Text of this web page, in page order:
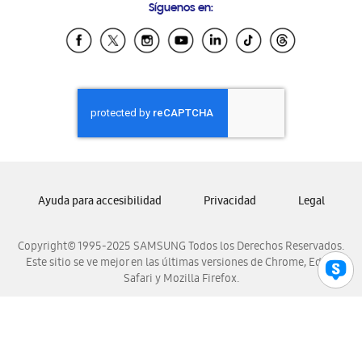
Samsung Ecuador
Samsung El Salvador
Samsung Honduras
Samsung Nicaragua
Samsung Panamá
Samsung Venezuela
Síguenos en:
Copyright© 1995-2025 SAMSUNG Todos los Derechos Reservados.
Este sitio se ve mejor en las últimas versiones de Chrome, Edge,
Safari y Mozilla Firefox.
Ayuda para accesibilidad Privacidad Legal